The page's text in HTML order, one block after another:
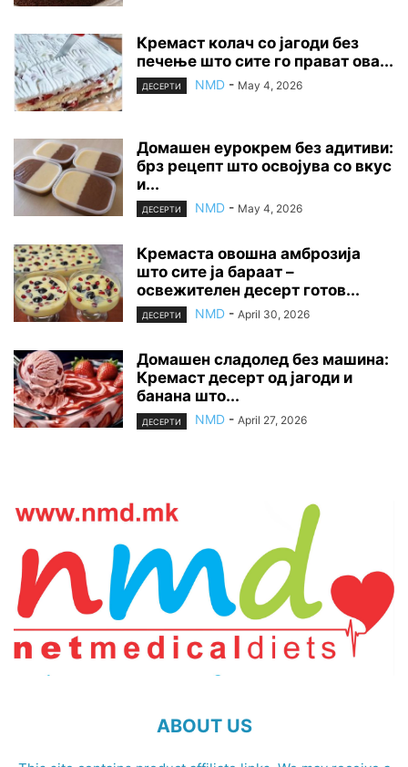
Кремаст колач со јагоди без
печење што сите го прават ова...
ДЕСЕРТИ NMD - May 4, 2026
Домашен еурокрем без адитиви:
брз рецепт што освојува со вкус
и...
ДЕСЕРТИ NMD - May 4, 2026
Кремаста овошна амброзија
што сите ја бараат –
освежителен десерт готов...
ДЕСЕРТИ NMD - April 30, 2026
Домашен сладолед без машина:
Кремаст десерт од јагоди и
банана што...
ДЕСЕРТИ NMD - April 27, 2026
ABOUT US